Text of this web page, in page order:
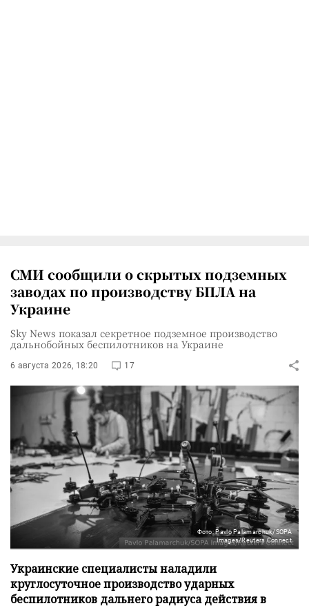
СМИ сообщили о скрытых подземных
заводах по производству БПЛА на
Украине
Sky News показал секретное подземное производство
дальнобойных беспилотников на Украине
6 августа 2026, 18:20 17
Фото: Pavlo Palamarchuk/SOPA
Images/Reuters Connect
Украинские специалисты наладили
круглосуточное производство ударных
беспилотников дальнего радиуса действия в